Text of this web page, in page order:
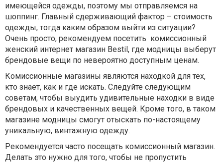
имеющейся одежды, поэтому мы отправляемся на
шоппинг. Главный сдерживающий фактор – стоимость
одежды, тогда каким образом выйти из ситуации?
Очень просто, рекомендуем посетить комиссионный
женский интернет магазин Bestil, где модницы выберут
брендовые вещи по невероятно доступным ценам.
Комиссионные магазины являются находкой для тех,
кто знает, как и где искать. Следуйте следующим
советам, чтобы выудить удивительные находки в виде
брендовых и качественных вещей. Кроме того, в таком
магазине модницы смогут отыскать по-настоящему
уникальную, винтажную одежду.
Рекомендуется часто посещать комиссионный магазин.
Делать это нужно для того, чтобы не пропустить